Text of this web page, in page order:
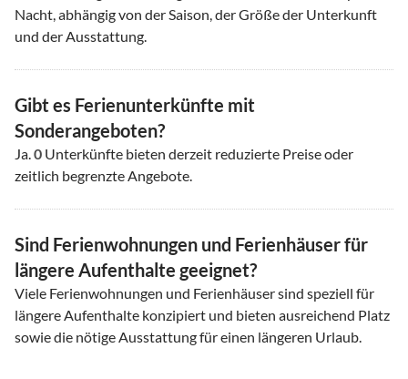
Nacht, abhängig von der Saison, der Größe der Unterkunft
und der Ausstattung.
Gibt es Ferienunterkünfte mit
Sonderangeboten?
Ja.0 Unterkünfte bieten derzeit reduzierte Preise oder
zeitlich begrenzte Angebote.
Sind Ferienwohnungen und Ferienhäuser für
längere Aufenthalte geeignet?
Viele Ferienwohnungen und Ferienhäuser sind speziell für
längere Aufenthalte konzipiert und bieten ausreichend Platz
sowie die nötige Ausstattung für einen längeren Urlaub.